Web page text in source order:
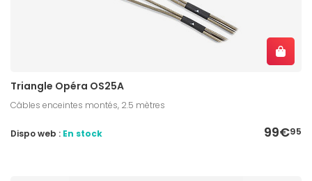
Triangle Opéra OS25A
Câbles enceintes montés, 2.5 mètres
99€95
Dispo web : En stock